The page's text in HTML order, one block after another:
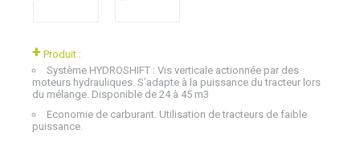
+ Produit :
Système HYDROSHIFT : Vis verticale actionnée par des
moteurs hydrauliques. S’adapte à la puissance du tracteur lors
du mélange. Disponible de 24 à 45 m3
Economie de carburant. Utilisation de tracteurs de faible
puissance.